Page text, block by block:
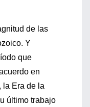
de las
Y
que
en
la Era de la
último trabajo